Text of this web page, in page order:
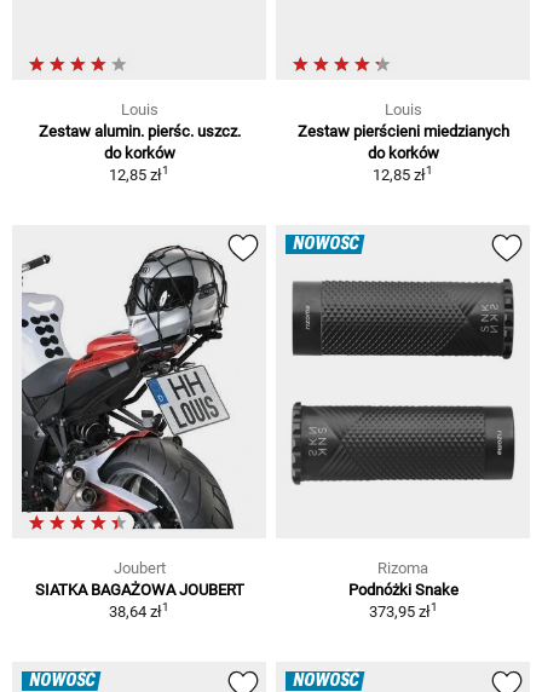
Louis
Zestaw alumin. pierśc. uszcz.
do korków
12,85 zł1
Louis
Zestaw pierścieni miedzianych
do korków
12,85 zł1
Joubert
SIATKA BAGAŻOWA JOUBERT
38,64 zł1
NOWOŚĆ
Rizoma
Podnóżki Snake
373,95 zł1
NOWOŚĆ NOWOŚĆ